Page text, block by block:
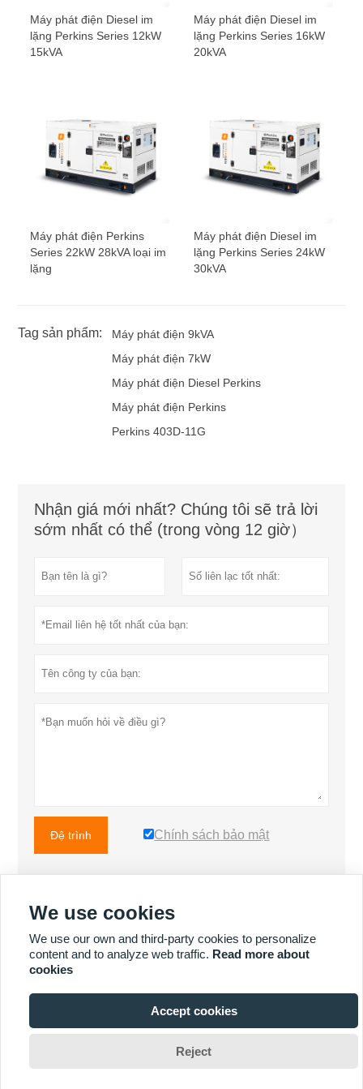

Máy phát điện Diesel im
lặng Perkins Series 12kW
15kVA
Máy phát điện Diesel im
lặng Perkins Series 16kW
20kVA
Máy phát điện Perkins
Series 22kW 28kVA loại im
lặng
Máy phát điện Diesel im
lặng Perkins Series 24kW
30kVA
Tag sản phẩm:
Máy phát điện 9kVA
Máy phát điện 7kW
Máy phát điện Diesel Perkins
Máy phát điện Perkins
Perkins 403D-11G
Nhận giá mới nhất? Chúng tôi sẽ trả lời
sớm nhất có thể (trong vòng 12 giờ）
Đệ trình Chính sách bảo mật
NHIỀU DỊCH VỤ HƠN
Bản quyền © Fuzhou Koten Power Equipment Co., Ltd.
We use cookies
We use our own and third-party cookies to personalize
content and to analyze web traffic. Read more about
cookies
Accept cookies
Reject